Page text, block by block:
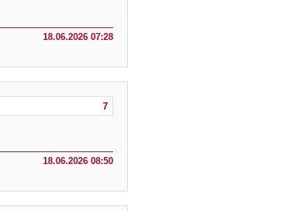
18.06.2026 07:28
7
18.06.2026 08:50